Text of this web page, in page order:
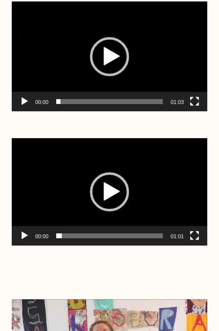
00:00 01:03
00:00 01:01
Lecteur
vidéo